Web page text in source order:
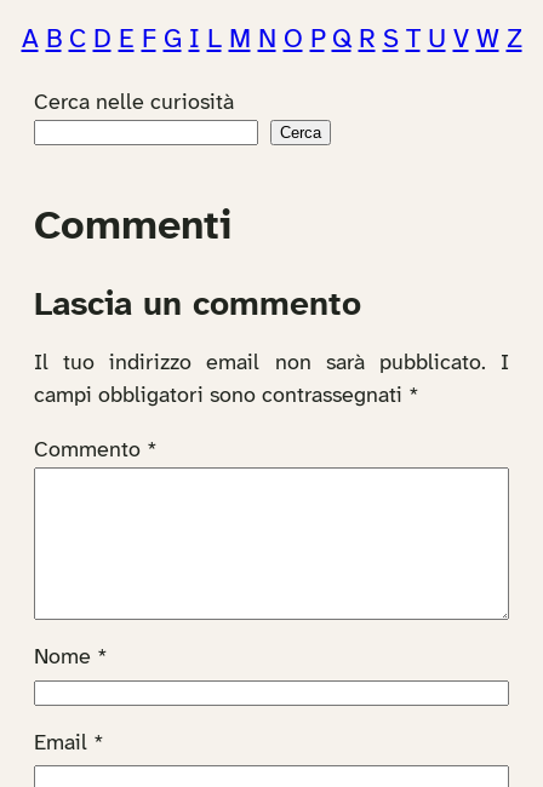
A B C D E F G I L M N O P Q R S T U V W Z
Cerca nelle curiosità
Cerca
Commenti
Lascia un commento
Il tuo indirizzo email non sarà pubblicato.
I
campi obbligatori sono contrassegnati *
Commento *
Nome *
Email *